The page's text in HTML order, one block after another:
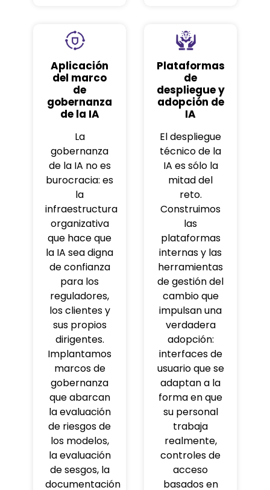
Aplicación
del marco
de
gobernanza
de la IA
La
gobernanza
de la IA no es
burocracia: es
la
infraestructura
organizativa
que hace que
la IA sea digna
de confianza
para los
reguladores,
los clientes y
sus propios
dirigentes.
Implantamos
marcos de
gobernanza
que abarcan
la evaluación
de riesgos de
los modelos,
la evaluación
de sesgos, la
documentación
Plataformas
de
despliegue y
adopción de
IA
El despliegue
técnico de la
IA es sólo la
mitad del
reto.
Construimos
las
plataformas
internas y las
herramientas
de gestión del
cambio que
impulsan una
verdadera
adopción:
interfaces de
usuario que se
adaptan a la
forma en que
su personal
trabaja
realmente,
controles de
acceso
basados en